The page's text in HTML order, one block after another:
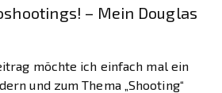
– Mein Douglas
möchte ich einfach mal ein
und zum Thema „Shooting“